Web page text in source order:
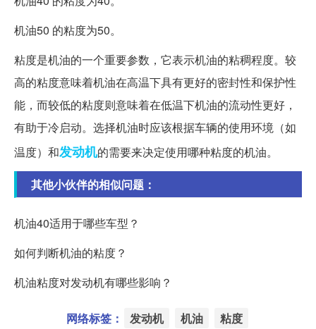
机油50 的粘度为50。
粘度是机油的一个重要参数，它表示机油的粘稠程度。较
高的粘度意味着机油在高温下具有更好的密封性和保护性
能，而较低的粘度则意味着在低温下机油的流动性更好，
有助于冷启动。选择机油时应该根据车辆的使用环境（如
温度）和发动机的需要来决定使用哪种粘度的机油。
其他小伙伴的相似问题：
机油40适用于哪些车型？
如何判断机油的粘度？
机油粘度对发动机有哪些影响？
网络标签： 发动机 机油 粘度